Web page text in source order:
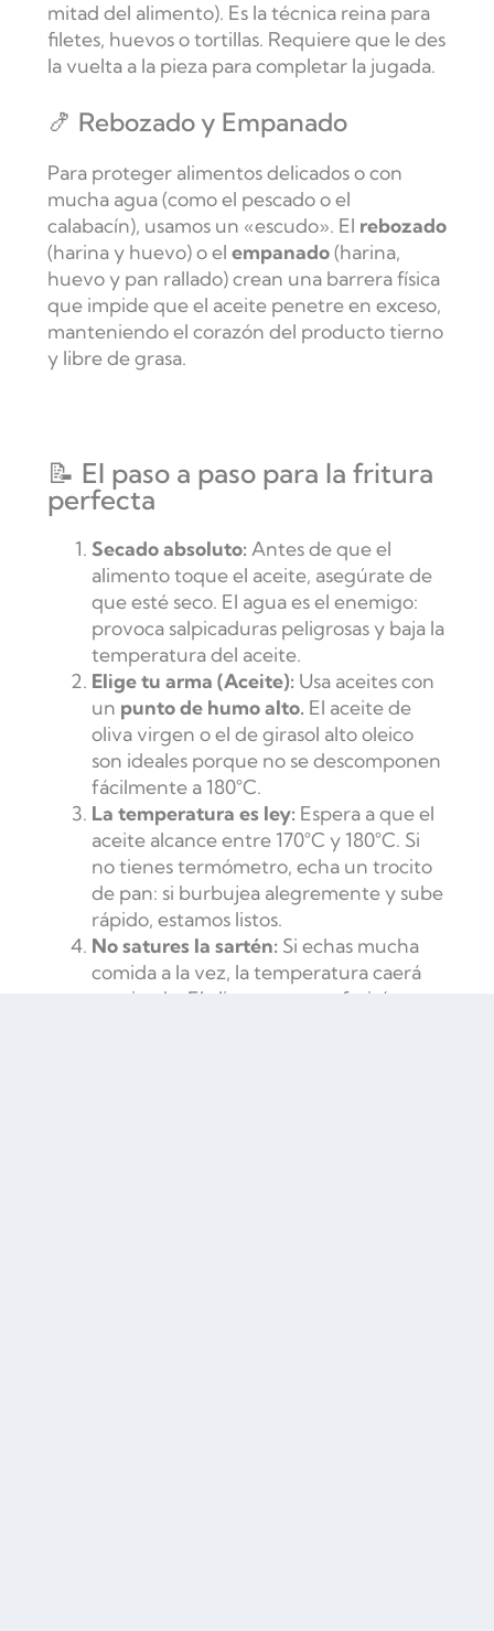
mitad del alimento). Es la técnica reina para
filetes, huevos o tortillas. Requiere que le des
la vuelta a la pieza para completar la jugada.
🍤 Rebozado y Empanado
Para proteger alimentos delicados o con
mucha agua (como el pescado o el
calabacín), usamos un «escudo». El rebozado
(harina y huevo) o el empanado(harina,
huevo y pan rallado) crean una barrera física
que impide que el aceite penetre en exceso,
manteniendo el corazón del producto tierno
y libre de grasa.
📝 El paso a paso para la fritura
perfecta
Secado absoluto: Antes de que el
alimento toque el aceite, asegúrate de
que esté seco. El agua es el enemigo:
provoca salpicaduras peligrosas y baja la
temperatura del aceite.
Elige tu arma (Aceite): Usa aceites con
un punto de humo alto. El aceite de
oliva virgen o el de girasol alto oleico
son ideales porque no se descomponen
fácilmente a 180°C.
La temperatura es ley: Espera a que el
aceite alcance entre 170°C y 180°C. Si
no tienes termómetro, echa un trocito
de pan: si burbujea alegremente y sube
rápido, estamos listos.
No satures la sartén: Si echas mucha
comida a la vez, la temperatura caerá
en picado. El alimento no se freirá, se